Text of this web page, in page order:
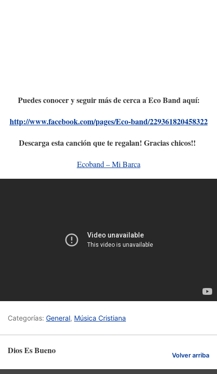
Puedes conocer y seguir más de cerca a Eco Band aquí:
http://www.facebook.com/pages/Eco-band/229361820458322
Descarga esta canción que te regalan! Gracias chicos!!
Ecoband – Mi Barca
Categorías: General, Música Cristiana
Dios Es Bueno Volver arriba